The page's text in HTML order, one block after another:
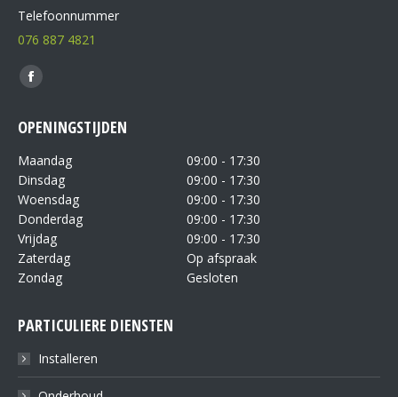
Telefoonnummer
076 887 4821
Vind ons op:
OPENINGSTIJDEN
Maandag
09:00 - 17:30
Dinsdag
09:00 - 17:30
Woensdag
09:00 - 17:30
Donderdag
09:00 - 17:30
Vrijdag
09:00 - 17:30
Zaterdag
Op afspraak
Zondag
Gesloten
PARTICULIERE DIENSTEN
Installeren